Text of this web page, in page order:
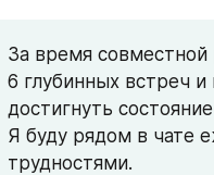
За время
6 глубинных встреч
достигнуть
Я буду рядом в чате
трудностями.